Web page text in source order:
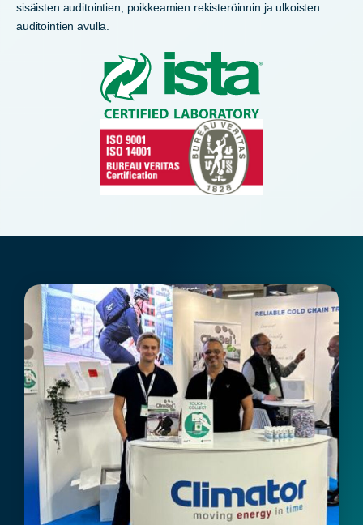
sisäisten auditointien, poikkeamien rekisteröinnin ja ulkoisten
auditointien avulla.